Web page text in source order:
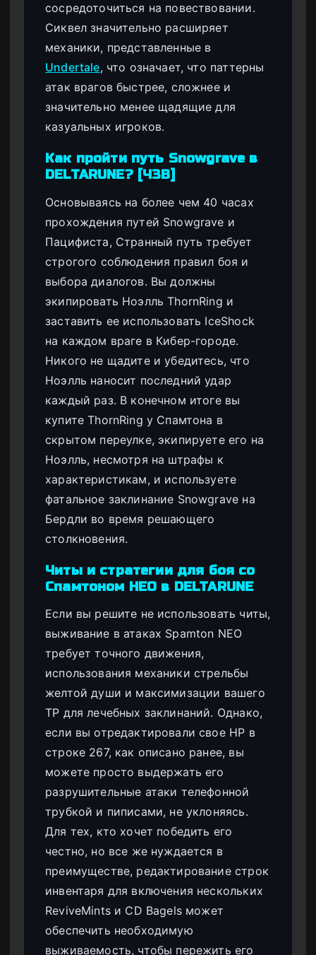
сосредоточиться на повествовании.
Сиквел значительно расширяет
механики, представленные в
Undertale, что означает, что паттерны
атак врагов быстрее, сложнее и
значительно менее щадящие для
казуальных игроков.
Как пройти путь Snowgrave в
DELTARUNE? [ЧЗВ]
Основываясь на более чем 40 часах
прохождения путей Snowgrave и
Пацифиста, Странный путь требует
строгого соблюдения правил боя и
выбора диалогов. Вы должны
экипировать Ноэлль ThornRing и
заставить ее использовать IceShock
на каждом враге в Кибер-городе.
Никого не щадите и убедитесь, что
Ноэлль наносит последний удар
каждый раз. В конечном итоге вы
купите ThornRing у Спамтона в
скрытом переулке, экипируете его на
Ноэлль, несмотря на штрафы к
характеристикам, и используете
фатальное заклинание Snowgrave на
Бердли во время решающего
столкновения.
Читы и стратегии для боя со
Спамтоном НЕО в DELTARUNE
Если вы решите не использовать читы,
выживание в атаках Spamton NEO
требует точного движения,
использования механики стрельбы
желтой души и максимизации вашего
TP для лечебных заклинаний. Однако,
если вы отредактировали свое HP в
строке 267, как описано ранее, вы
можете просто выдержать его
разрушительные атаки телефонной
трубкой и пиписами, не уклоняясь.
Для тех, кто хочет победить его
честно, но все же нуждается в
преимуществе, редактирование строк
инвентаря для включения нескольких
ReviveMints и CD Bagels может
обеспечить необходимую
выживаемость, чтобы пережить его